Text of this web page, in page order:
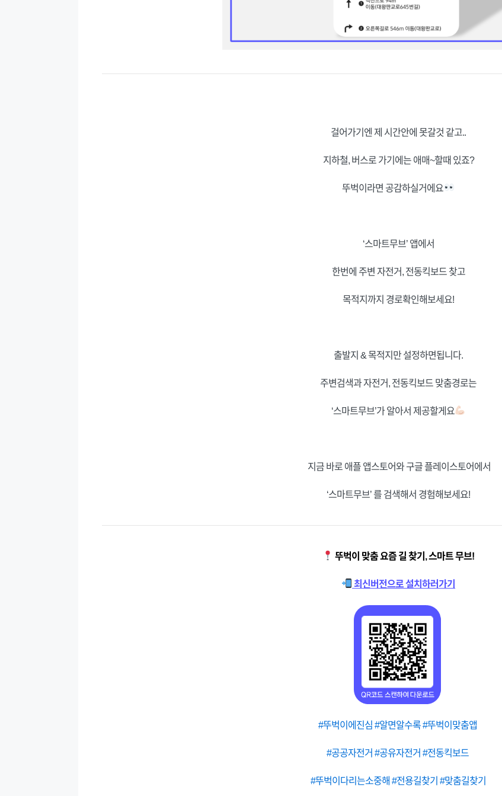
걸어가기엔 제 시간안에 못갈것 같고..
지하철, 버스로 가기에는 애매~할때 있죠?
뚜벅이라면 공감하실거에요
‘스마트무브’ 앱에서
한번에 주변 자전거, 전동킥보드 찾고
목적지까지 경로확인해보세요!
출발지 & 목적지만 설정하면됩니다.
주변검색과 자전거, 전동킥보드 맞춤경로는
‘스마트무브’가 알아서 제공할게요
지금 바로 애플 앱스토어와 구글 플레이스토어에서
‘스마트무브’ 를 검색해서 경험해보세요!
뚜벅이 맞춤 요즘 길 찾기, 스마트 무브!
최신버전으로 설치하러가기
#뚜벅이에진심 #알면알수록 #뚜벅이맞춤앱
#공공자전거 #공유자전거 #전동킥보드
#뚜벅이다리는소중해 #전용길찾기 #맞춤길찾기